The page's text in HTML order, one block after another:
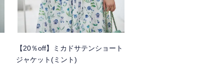
【20％off】ミカドサテンショート
ジャケット(ミント)